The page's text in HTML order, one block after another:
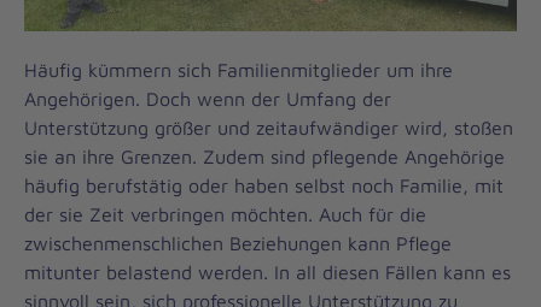
Häufig kümmern sich Familienmitglieder um ihre
Angehörigen. Doch wenn der Umfang der
Unterstützung größer und zeitaufwändiger wird, stoßen
sie an ihre Grenzen. Zudem sind pflegende Angehörige
häufig berufstätig oder haben selbst noch Familie, mit
der sie Zeit verbringen möchten. Auch für die
zwischenmenschlichen Beziehungen kann Pflege
mitunter belastend werden. In all diesen Fällen kann es
sinnvoll sein, sich professionelle Unterstützung zu